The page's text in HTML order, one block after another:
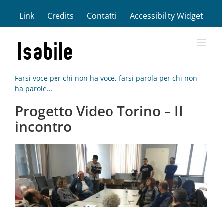
contenuto
Link Credits Contatti Accessibility Widget
Farsi voce per chi non ha voce, farsi parola per chi non
ha parole…
Progetto Video Torino – II
incontro